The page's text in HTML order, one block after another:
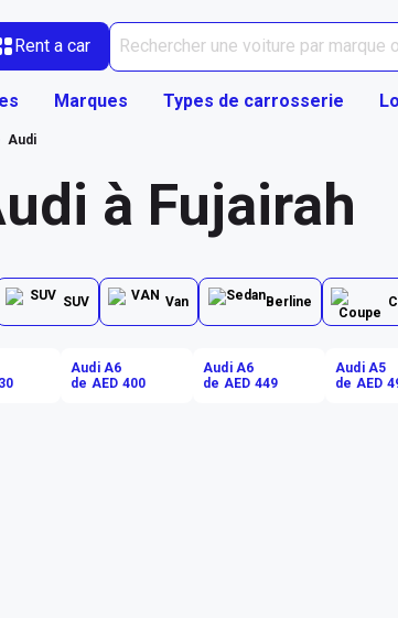
Rent a car
Marques Types de carrosserie
Audi
à Fujairah
SUV Van Berline
Audi A6
de AED 400
Audi A6
de AED 449
Audi A5
de AED